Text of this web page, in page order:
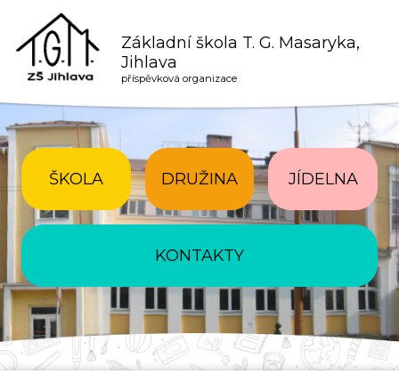
Základní škola T. G. Masaryka,
Jihlava
příspěvková organizace
ŠKOLA DRUŽINA JÍDELNA
KONTAKTY